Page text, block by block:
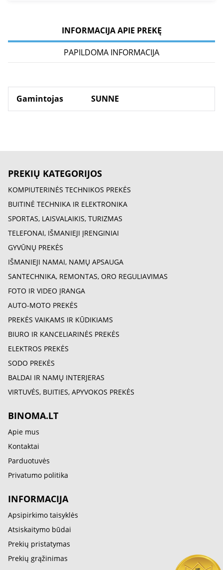
INFORMACIJA APIE PREKĘ
PAPILDOMA INFORMACIJA
Gamintojas SUNNE
PREKIŲ KATEGORIJOS
KOMPIUTERINĖS TECHNIKOS PREKĖS
BUITINĖ TECHNIKA IR ELEKTRONIKA
SPORTAS, LAISVALAIKIS, TURIZMAS
TELEFONAI, IŠMANIEJI ĮRENGINIAI
GYVŪNŲ PREKĖS
IŠMANIEJI NAMAI, NAMŲ APSAUGA
SANTECHNIKA, REMONTAS, ORO REGULIAVIMAS
FOTO IR VIDEO ĮRANGA
AUTO-MOTO PREKĖS
PREKĖS VAIKAMS IR KŪDIKIAMS
BIURO IR KANCELIARINĖS PREKĖS
ELEKTROS PREKĖS
SODO PREKĖS
BALDAI IR NAMŲ INTERJERAS
VIRTUVĖS, BUITIES, APYVOKOS PREKĖS
BINOMA.LT
Apie mus
Kontaktai
Parduotuvės
Privatumo politika
INFORMACIJA
Apsipirkimo taisyklės
Atsiskaitymo būdai
Prekių pristatymas
Prekių grąžinimas